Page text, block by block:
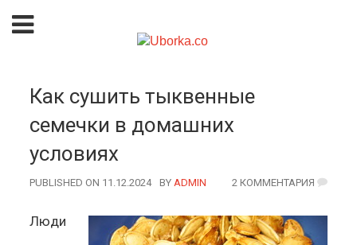
Как сушить тыквенные
семечки в домашних
условиях
PUBLISHED ON 11.12.2024 BY AUTHOR
ADMIN 2 КОММЕНТАРИЯ
Люди